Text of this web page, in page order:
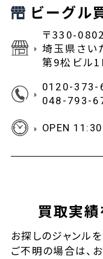
ビーグル
〒330-0802
埼玉県さ
第9松ビル
0120-373-
048-793-
OPEN
買取実績
お探しのジャンル
ご不明の場合は、